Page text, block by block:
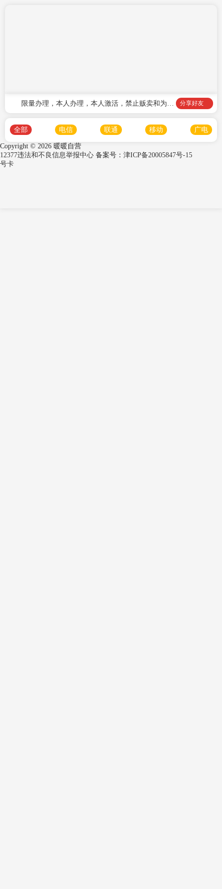
限量办理，本人办理，本人激活，禁止贩卖和为他
分享好友
全部 电信 联通 移动 广电
Copyright © 2026 暖暖自营
12377违法和不良信息举报中心 备案号： 津ICP备20005847号-15
号卡